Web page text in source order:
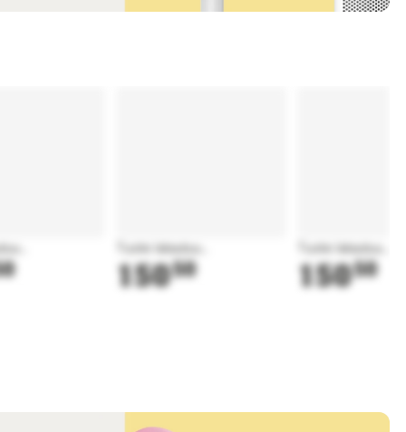
Tuote latautuu...
15050
Tuote latautuu...
15050